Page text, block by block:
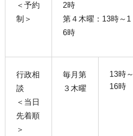
＜予約
制＞
2時
第４木曜：13時～1
6時
行政相
談
＜当日
先着順
＞
毎月第
３木曜
13時～
16時